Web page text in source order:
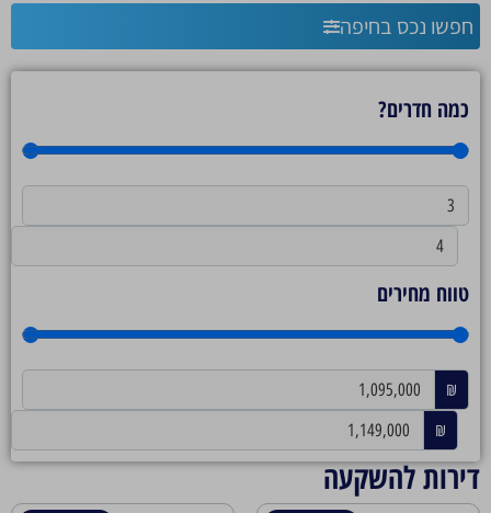
חפשו נכס בחיפה
כמה חדרים?
טווח מחירים
₪
₪
דירות להשקעה